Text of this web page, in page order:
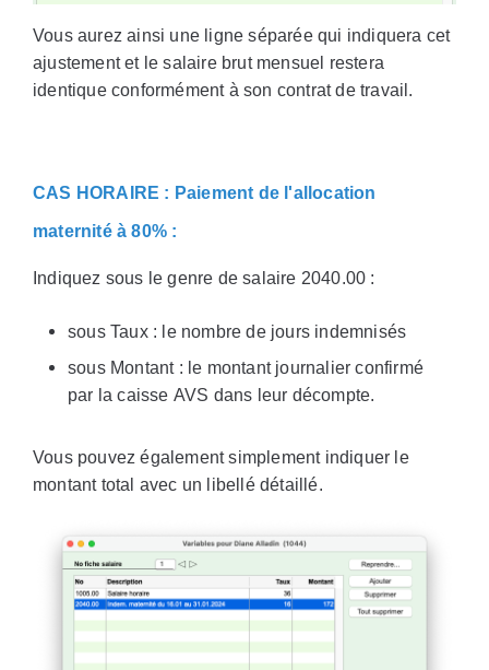
Vous aurez ainsi une ligne séparée qui indiquera cet
ajustement et le salaire brut mensuel restera
identique conformément à son contrat de travail.
CAS HORAIRE : Paiement de l'allocation
maternité à 80% :
Indiquez sous le genre de salaire 2040.00 :
sous Taux : le nombre de jours indemnisés
sous Montant : le montant journalier confirmé
par la caisse AVS dans leur décompte.
Vous pouvez également simplement indiquer le
montant total avec un libellé détaillé.